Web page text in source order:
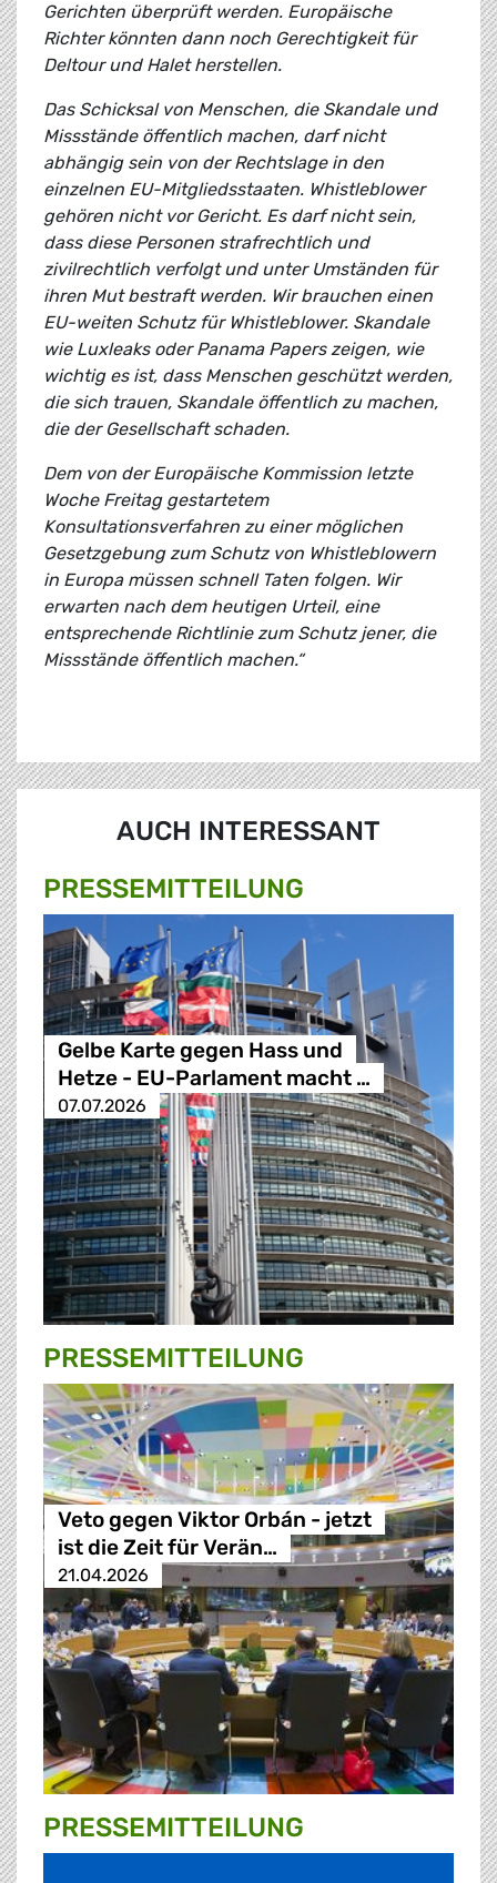
Gerichten überprüft werden. Europäische
Richter könnten dann noch Gerechtigkeit für
Deltour und Halet herstellen.
Das Schicksal von Menschen, die Skandale und
Missstände öffentlich machen, darf nicht
abhängig sein von der Rechtslage in den
einzelnen EU-Mitgliedsstaaten. Whistleblower
gehören nicht vor Gericht. Es darf nicht sein,
dass diese Personen strafrechtlich und
zivilrechtlich verfolgt und unter Umständen für
ihren Mut bestraft werden. Wir brauchen einen
EU-weiten Schutz für Whistleblower. Skandale
wie Luxleaks oder Panama Papers zeigen, wie
wichtig es ist, dass Menschen geschützt werden,
die sich trauen, Skandale öffentlich zu machen,
die der Gesellschaft schaden.
Dem von der Europäische Kommission letzte
Woche Freitag gestartetem
Konsultationsverfahren zu einer möglichen
Gesetzgebung zum Schutz von Whistleblowern
in Europa müssen schnell Taten folgen. Wir
erwarten nach dem heutigen Urteil, eine
entsprechende Richtlinie zum Schutz jener, die
Missstände öffentlich machen.“
AUCH INTERESSANT
PRESSE­MITTEILUNG
Gelbe Karte gegen Hass und
Hetze - EU-Parlament macht …
07.07.2026
PRESSE­MITTEILUNG
Veto gegen Viktor Orbán - jetzt
ist die Zeit für Verän…
21.04.2026
PRESSE­MITTEILUNG